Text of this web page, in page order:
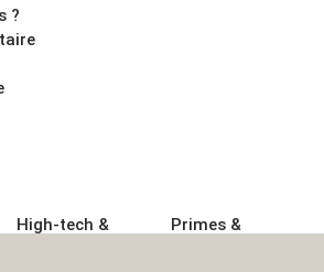
?
High-tech &
Primes &